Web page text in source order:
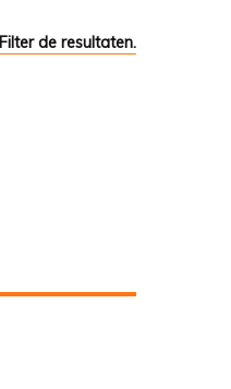
Filter de resultaten.